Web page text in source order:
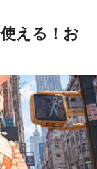
える！お